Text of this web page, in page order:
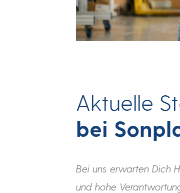
Aktuelle
bei
Bei uns erwarten Dich
und hohe